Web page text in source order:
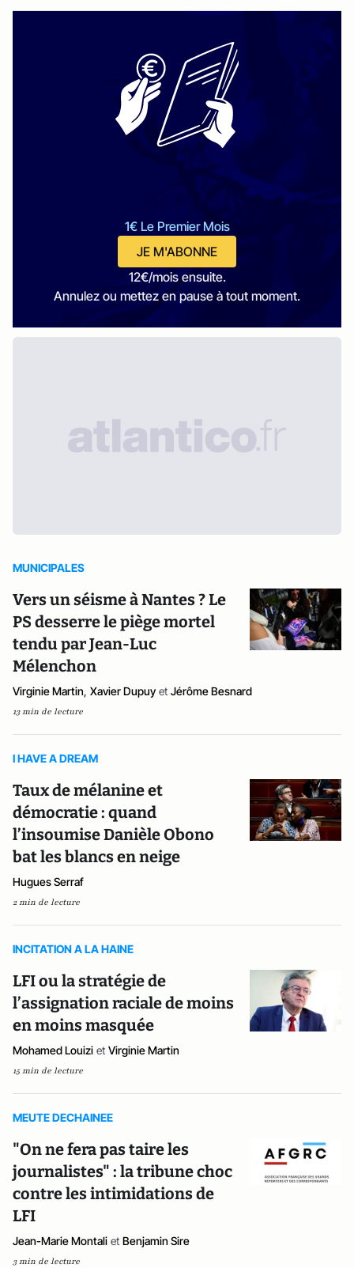
1€ Le Premier Mois
JE M'ABONNE
12€/mois ensuite.
Annulez ou mettez en pause à tout moment.
MUNICIPALES
Vers un séisme à Nantes ? Le
PS desserre le piège mortel
tendu par Jean-Luc
Mélenchon
Virginie Martin, Xavier Dupuy et Jérôme Besnard
13 min de lecture
I HAVE A DREAM
Taux de mélanine et
démocratie : quand
l’insoumise Danièle Obono
bat les blancs en neige
Hugues Serraf
2 min de lecture
INCITATION A LA HAINE
LFI ou la stratégie de
l’assignation raciale de moins
en moins masquée
Mohamed Louizi et Virginie Martin
15 min de lecture
MEUTE DECHAINEE
"On ne fera pas taire les
journalistes" : la tribune choc
contre les intimidations de
LFI
Jean-Marie Montali et Benjamin Sire
3 min de lecture